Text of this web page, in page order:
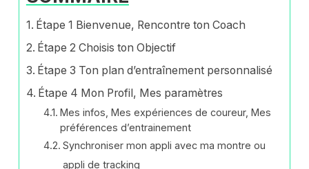
Étape 1 Bienvenue, Rencontre ton Coach
Étape 2 Choisis ton Objectif
Étape 3 Ton plan d’entraînement personnalisé
Étape 4 Mon Profil, Mes paramètres
Mes infos, Mes expériences de coureur, Mes
préférences d’entrainement
Synchroniser mon appli avec ma montre ou
appli de tracking